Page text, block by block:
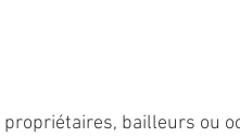
propriétaires, bailleurs ou